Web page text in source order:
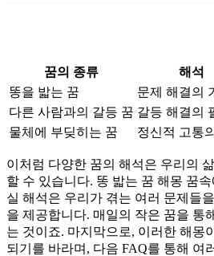
꿈의 종류
해석
똥을 밟는 꿈
문제 해결의
다른 사람과의 갈등 꿈 갈등 해결의
물체에 부딪히는 꿈
정신적 고통
이처럼 다양한 꿈의 해석은 우리의
할 수 있습니다. 똥 밟는 꿈 해몽 꿈
실 해석은 우리가 겪는 여러 문제들
을 제공합니다. 매일의 작은 꿈을 통
는 것이죠. 마지막으로, 이러한 해몽
되기를 바라며, 다음 FAQ를 통해 여